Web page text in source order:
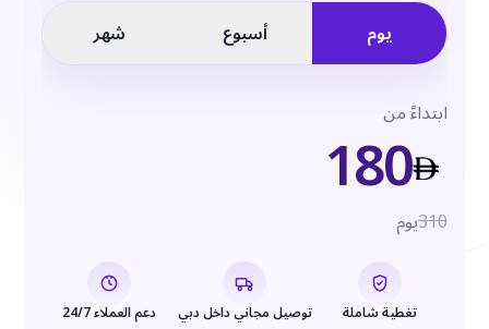
يوم أسبوع شهر
ابتداءً من180310يوم
تغطية شاملة توصيل مجاني داخل دبي دعم العملاء 24/7